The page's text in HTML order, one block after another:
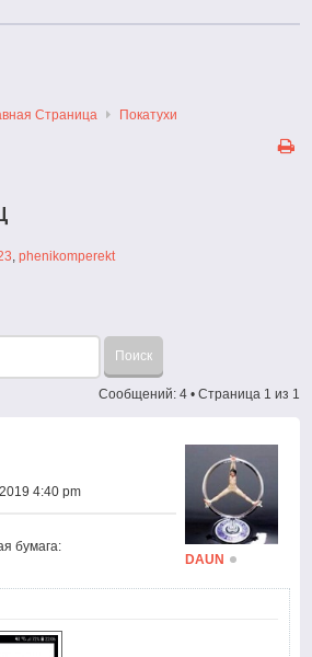
Страница Покатухи
,phenikomperekt
Сообщений: 4 • Страница 1 из 1
4:40 pm
бумага:
DAUN